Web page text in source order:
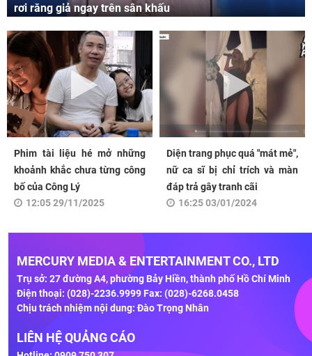
rơi răng giả ngay trên sân khấu
Phim tài liệu hé mở những
khoảnh khắc chưa từng công
bố của Công Lý
12:05 29/11/2025
Diện trang phục quá "mát mẻ",
nữ ca sĩ bị chỉ trích và màn
đáp trả gây tranh cãi
16:25 03/01/2024
MERCURY MEDIA & ENTERTAINMENT CO., LTD
Trụ sở: 27 đường A4, phường Bảy Hiền, thành phố Hồ Chí Minh
Điện thoại: (028)-2236.9999 Fax: (028)-6268.0458
Chịu trách nhiệm nội dung: Đào Trọng Nhân
LIÊN HỆ QUẢNG CÁO